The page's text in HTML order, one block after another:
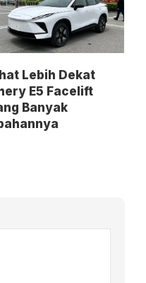
Lebih Dekat
E5 Facelift
Banyak